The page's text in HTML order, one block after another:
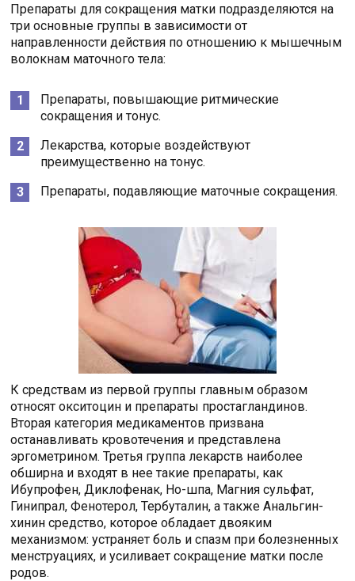
Препараты для сокращения матки подразделяются на
три основные группы в зависимости от
направленности действия по отношению к мышечным
волокнам маточного тела:
Препараты, повышающие ритмические
сокращения и тонус.
Лекарства, которые воздействуют
преимущественно на тонус.
Препараты, подавляющие маточные сокращения.
К средствам из первой группы главным образом
относят окситоцин и препараты простагландинов.
Вторая категория медикаментов призвана
останавливать кровотечения и представлена
эргометрином. Третья группа лекарств наиболее
обширна и входят в нее такие препараты, как
Ибупрофен, Диклофенак, Но-шпа, Магния сульфат,
Гинипрал, Фенотерол, Тербуталин, а также Анальгин-
хинин средство, которое обладает двояким
механизмом: устраняет боль и спазм при болезненных
менструациях, и усиливает сокращение матки после
родов.